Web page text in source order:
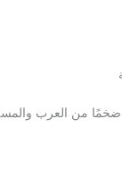
من العرب